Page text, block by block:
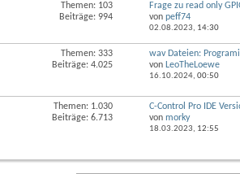
Forums
Themen: 103
Beiträge: 994
Frage zu read only
von peff74
02.08.2023, 14:30
Themen: 333
Beiträge: 4.025
wav Dateien:
von LeoTheLoewe
16.10.2024, 00:50
anzeigen
Themen: 1.030
Beiträge: 6.713
C-Control Pro IDE
von morky
18.03.2023, 12:55